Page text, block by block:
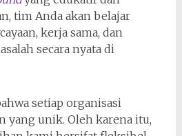
tim Anda akan belajar
kerja sama, dan
secara nyata di
setiap organisasi
yang unik. Oleh karena itu,